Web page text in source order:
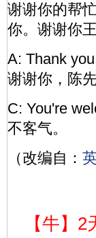
谢谢你的帮
你。谢谢你
A: Thank
谢谢你，陈
C: You're
不客气。
（改编自：
【牛】